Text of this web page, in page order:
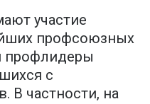
участие
профсоюзных
профлидеры
с
В частности, на